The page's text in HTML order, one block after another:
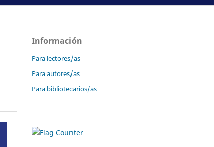
Información
Para lectores/as
Para autores/as
Para bibliotecarios/as